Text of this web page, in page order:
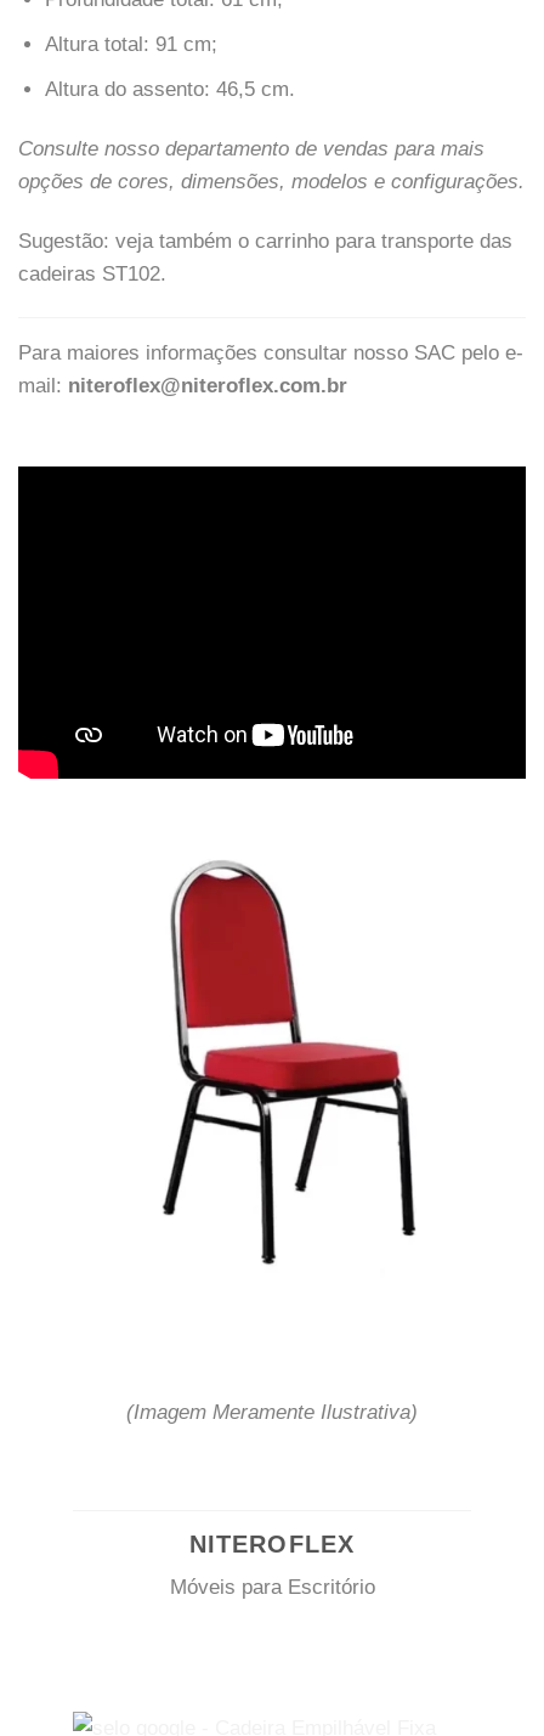
Altura total: 91 cm;
Altura do assento: 46,5 cm.
Consulte nosso departamento de vendas para mais
opções de cores, dimensões, modelos e configurações.
Sugestão: veja também o carrinho para transporte das
cadeiras ST102.
Para maiores informações consultar nosso SAC pelo e-
mail: niteroflex@niteroflex.com.br
(Imagem Meramente Ilustrativa)
NITEROFLEX
Móveis para Escritório